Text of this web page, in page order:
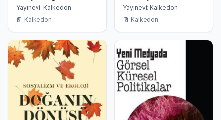
Modelleri Üzerine Kısa
Bir İnceleme
Yayınevi: Kalkedon
Kalkedon
tedibi Terbiyesi Islahı
1830 - 1862 -
Yayınevi: Kalkedon
Kalkedon